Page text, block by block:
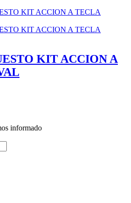
KIT ACCION A
informado